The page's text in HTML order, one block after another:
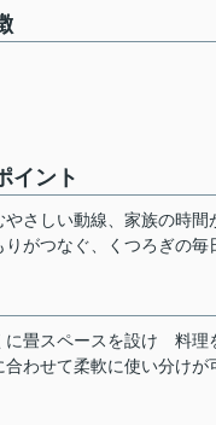
イント
やさしい動線、家族の時間
りがつなぐ、くつろぎの毎
に畳スペースを設け 料理
合わせて柔軟に使い分けが